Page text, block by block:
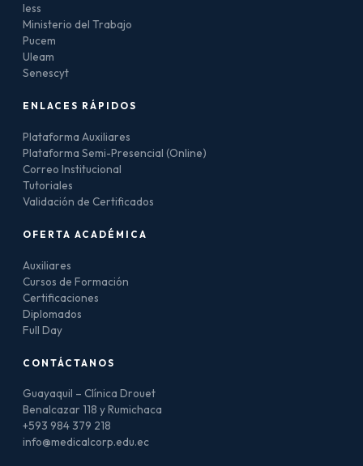
Iess
Ministerio del Trabajo
Pucem
Uleam
Senescyt
ENLACES RÁPIDOS
Plataforma Auxiliares
Plataforma Semi-Presencial (Online)
Correo Institucional
Tutoriales
Validación de Certificados
OFERTA ACADÉMICA
Auxiliares
Cursos de Formación
Certificaciones
Diplomados
Full Day
CONTÁCTANOS
Guayaquil – Clínica Drouet
Benalcazar 118 y Rumichaca
+593 984 379 218
info@medicalcorp.edu.ec